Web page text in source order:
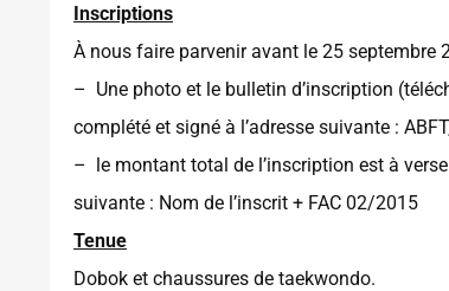
Inscriptions
À nous faire parvenir avant le 25 septembre
– Une photo et le bulletin d’inscription
complété et signé à l’adresse suivante :
– le montant total de l’inscription est à
suivante : Nom de l’inscrit + FAC 02/2015
Tenue
Dobok et chaussures de taekwondo.